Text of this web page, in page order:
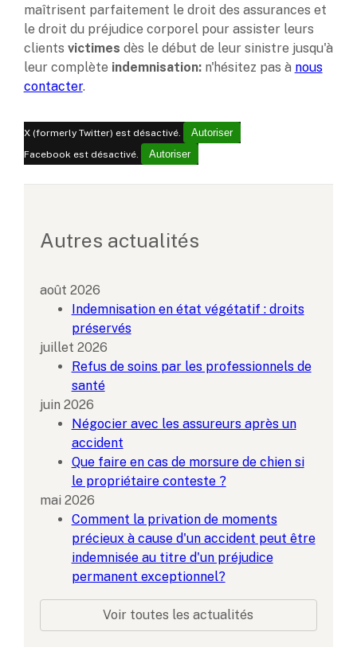
maîtrisent parfaitement le droit des assurances et
le droit du préjudice corporel pour assister leurs
clients victimes dès le début de leur sinistre jusqu'à
leur complète indemnisation: n'hésitez pas à nous
contacter.
X (formerly Twitter) est désactivé. Autoriser
Facebook est désactivé. Autoriser
Autres actualités
août 2026
Indemnisation en état végétatif : droits
préservés
juillet 2026
Refus de soins par les professionnels de
santé
juin 2026
Négocier avec les assureurs après un
accident
Que faire en cas de morsure de chien si
le propriétaire conteste ?
mai 2026
Comment la privation de moments
précieux à cause d'un accident peut être
indemnisée au titre d'un préjudice
permanent exceptionnel?
Voir toutes les actualités